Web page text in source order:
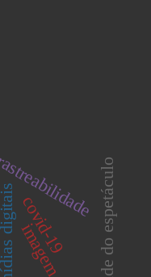
mídias digitaiscovid-19